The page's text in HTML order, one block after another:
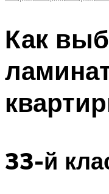
Как
33-й